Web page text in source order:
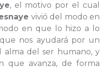
, el motivo por el cual
vivió del modo en
en que lo hizo a lo
nos ayudará por un
alma del ser humano, y
que avanza, de forma